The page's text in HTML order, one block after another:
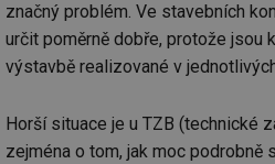
značný problém. Ve stavebních
určit poměrně dobře, protože jsou
výstavbě realizované v
Horší situace je u TZB (technické
zejména o tom, jak moc podrobně